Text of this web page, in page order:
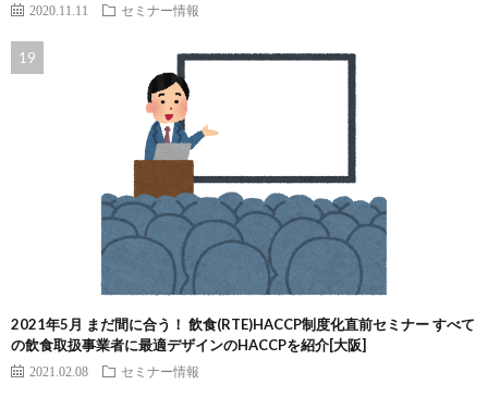
2020.11.11 セミナー情報
2021年5月 まだ間に合う！ 飲食(RTE)HACCP制度化直前セミナー すべて
の飲食取扱事業者に最適デザインのHACCPを紹介[大阪]
2021.02.08 セミナー情報